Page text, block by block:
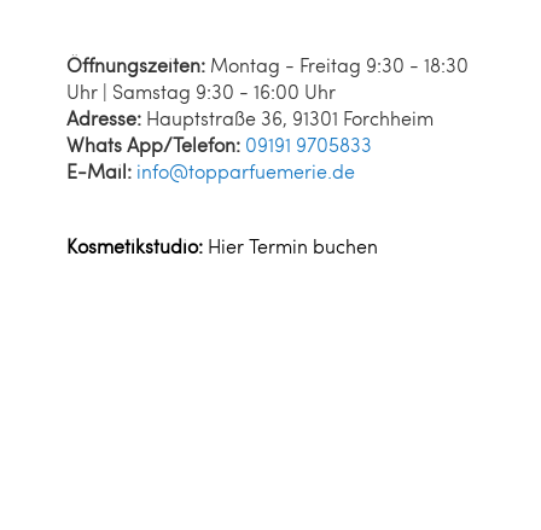
Öffnungszeiten: Montag - Freitag 9:30 - 18:30
Uhr | Samstag 9:30 - 16:00 Uhr
Adresse: Hauptstraße 36, 91301 Forchheim
Whats App/Telefon: 09191 9705833
E-Mail: info@topparfuemerie.de
Kosmetikstudio: Hier Termin buchen